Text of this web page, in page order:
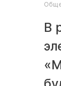
В